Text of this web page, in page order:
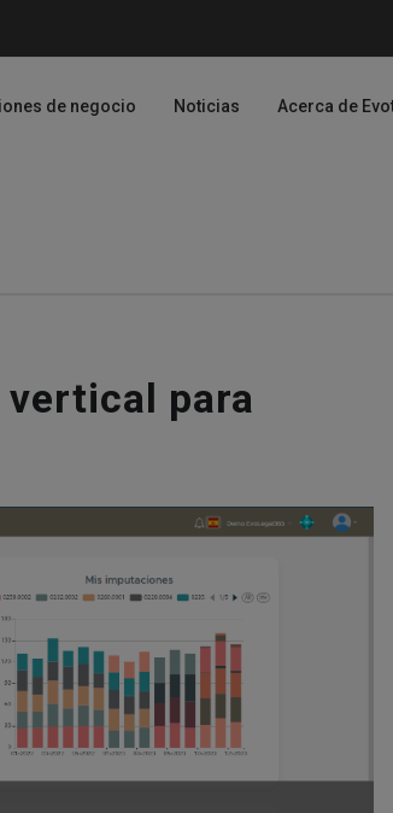
de negocio Noticias Acerca de
para